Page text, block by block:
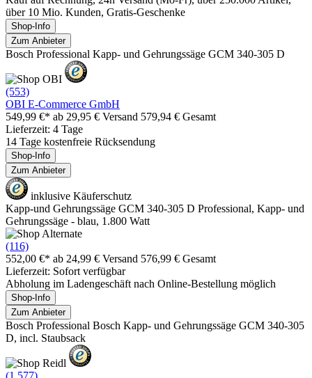
über 10 Mio. Kunden, Gratis-Geschenke
Shop-Info
Zum Anbieter
Bosch Professional Kapp- und Gehrungssäge GCM 340-305 D
(553)
OBI E-Commerce GmbH
549,99 €* ab 29,95 € Versand 579,94 € Gesamt
Lieferzeit: 4 Tage
14 Tage kostenfreie Rücksendung
Shop-Info
Zum Anbieter
inklusive Käuferschutz
Kapp-und Gehrungssäge GCM 340-305 D Professional, Kapp- und
Gehrungssäge - blau, 1.800 Watt
(116)
552,00 €* ab 24,99 € Versand 576,99 € Gesamt
Lieferzeit: Sofort verfügbar
Abholung im Ladengeschäft nach Online-Bestellung möglich
Shop-Info
Zum Anbieter
Bosch Professional Bosch Kapp- und Gehrungssäge GCM 340-305
D, incl. Staubsack
(1.577)